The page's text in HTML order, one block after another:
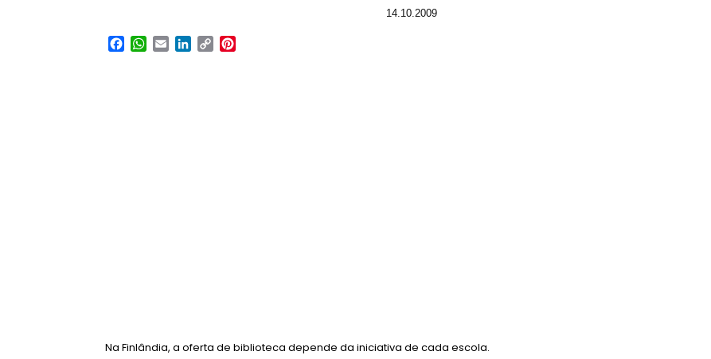
14.10.2009
Facebook
WhatsApp
EmailLinkedIn
Copy
Na Finlândia, a oferta de biblioteca depende da iniciativa de cada escola.